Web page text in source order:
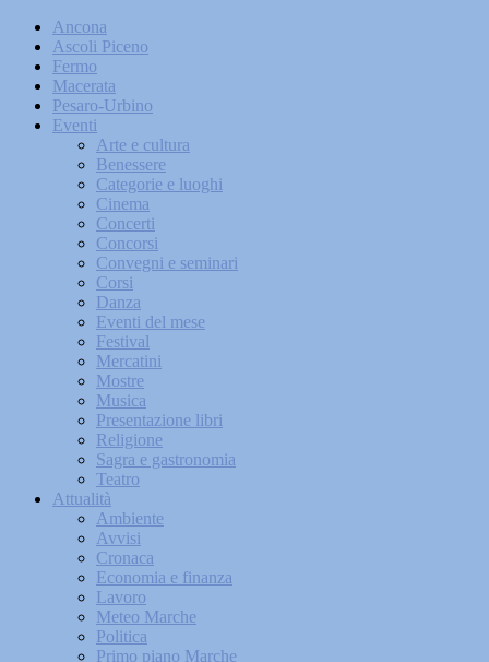
Ancona
Ascoli Piceno
Fermo
Macerata
Pesaro-Urbino
Eventi
Arte e cultura
Benessere
Categorie e luoghi
Cinema
Concerti
Concorsi
Convegni e seminari
Corsi
Danza
Eventi del mese
Festival
Mercatini
Mostre
Musica
Presentazione libri
Religione
Sagra e gastronomia
Teatro
Attualità
Ambiente
Avvisi
Cronaca
Economia e finanza
Lavoro
Meteo Marche
Politica
Primo piano Marche